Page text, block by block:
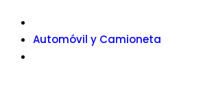
Automóvil y Camioneta